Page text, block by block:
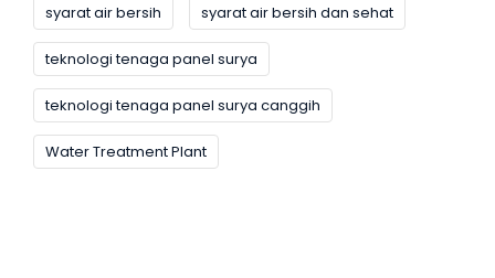
syarat air bersih syarat air bersih dan sehat
teknologi tenaga panel surya
teknologi tenaga panel surya canggih
Water Treatment Plant